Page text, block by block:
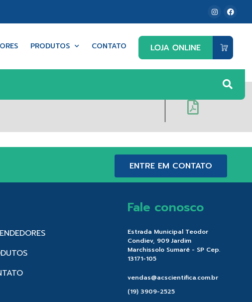
PRODUTOS CONTATO
ENTRE EM CONTATO
Fale conosco
Estrada Municipal Teodor
Condiev, 909 Jardim
Marchissolo Sumaré - SP Cep.
13171-105
vendas@acscientifica.com.br
(19) 3909-2525